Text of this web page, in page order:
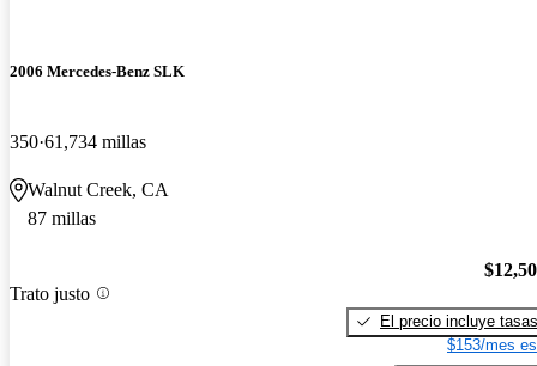
2006 Mercedes-Benz SLK
350 61,734 millas
Walnut Creek, CA
87 millas
Trato justo
El precio incluye tasas
$153/mes